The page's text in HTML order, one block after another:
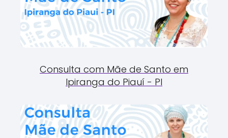
Consulta com Mãe de Santo em
Ipiranga do Piauí - PI